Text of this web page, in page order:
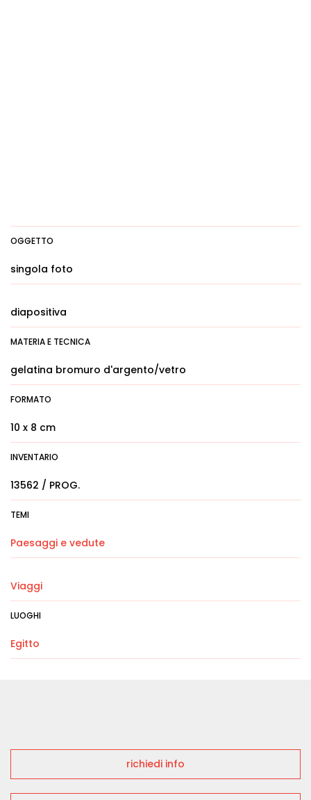
OGGETTO
singola foto
diapositiva
MATERIA E TECNICA
gelatina bromuro d'argento/vetro
FORMATO
10 x 8 cm
INVENTARIO
13562 / PROG.
TEMI
Paesaggi e vedute
Viaggi
LUOGHI
Egitto
richiedi info